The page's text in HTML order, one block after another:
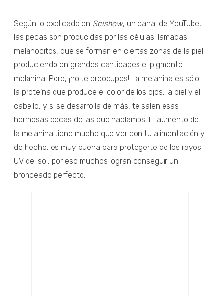
Según lo explicado en Scishow, un canal de YouTube,
las pecas son producidas por las células llamadas
melanocitos, que se forman en ciertas zonas de la piel
produciendo en grandes cantidades el pigmento
melanina. Pero, ¡no te preocupes! La melanina es sólo
la proteína que produce el color de los ojos, la piel y el
cabello, y si se desarrolla de más, te salen esas
hermosas pecas de las que hablamos. El aumento de
la melanina tiene mucho que ver con tu alimentación y
de hecho, es muy buena para protegerte de los rayos
UV del sol, por eso muchos logran conseguir un
bronceado perfecto.